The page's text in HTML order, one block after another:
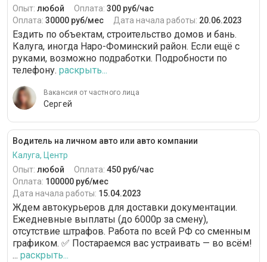
Опыт: любой Оплата: 300 руб/час
Оплата: 30000 руб/мес Дата начала работы: 20.06.2023
Ездить по объектам, строительство домов и бань.
Калуга, иногда Наро-Фоминский район. Если ещё с
руками, возможно подработки. Подробности по
телефону. раскрыть...
Вакансия от частного лица
Сергей
Водитель на личном авто или авто компании
Калуга, Центр
Опыт: любой Оплата: 450 руб/час
Оплата: 100000 руб/мес
Дата начала работы: 15.04.2023
Ждем автокурьеров для доставки документации.
Ежедневные выплаты (до 6000р за смену),
отсутствие штрафов. Работа по всей РФ со сменным
графиком. ✅ Постараемся вас устраивать — во всём!
... раскрыть...